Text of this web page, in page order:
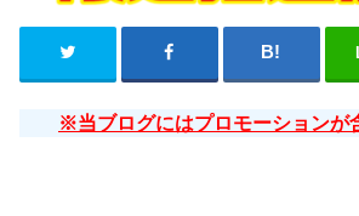
※当ブログにはプロモーションが